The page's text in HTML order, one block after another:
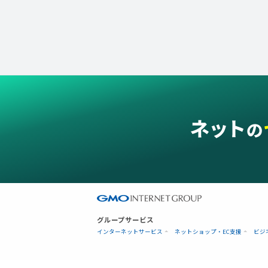
グループサービス
インターネットサービス ネットショップ・EC支援 ビジ